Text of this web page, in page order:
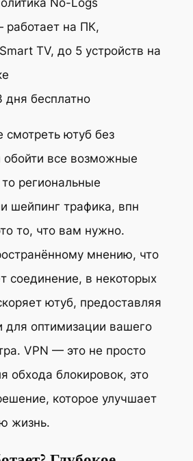
на ПК,
TV, до 5 устройств на
бесплатно
смотреть ютуб без
обойти все возможные
региональные
шейпинг трафика, впн
то, что вам нужно.
мнению, что
соединение, в некоторых
ютуб, предоставляя
для оптимизации вашего
VPN — это не просто
обхода блокировок, это
которое улучшает
жизнь.